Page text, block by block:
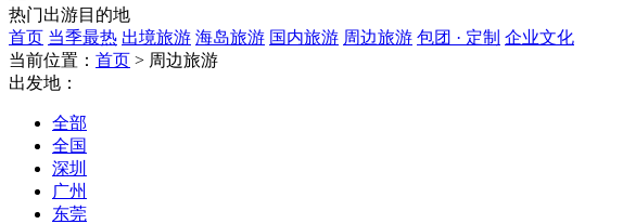
热门出游目的地
首页 当季最热 出境旅游 海岛旅游 国内旅游 周边旅游 包团 · 定制 企业文化
当前位置： 首页 > 周边旅游
出发地：
全部
全国
深圳
广州
东莞